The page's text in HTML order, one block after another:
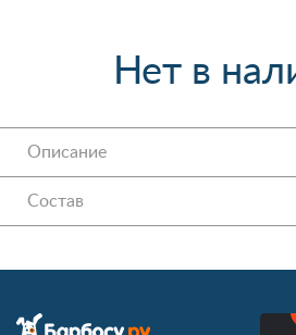
Нет в
Описание
Состав